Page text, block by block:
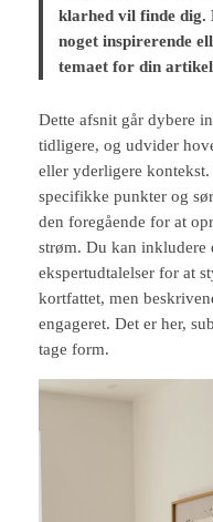
klarhed vil finde dig.
noget inspirerende
temaet for din
Dette afsnit går dybere
tidligere, og udvider
eller yderligere
specifikke punkter og
den foregående for at
strøm. Du kan inkludere
ekspertudtalelser for at
kortfattet, men
engageret. Det er her,
tage form.